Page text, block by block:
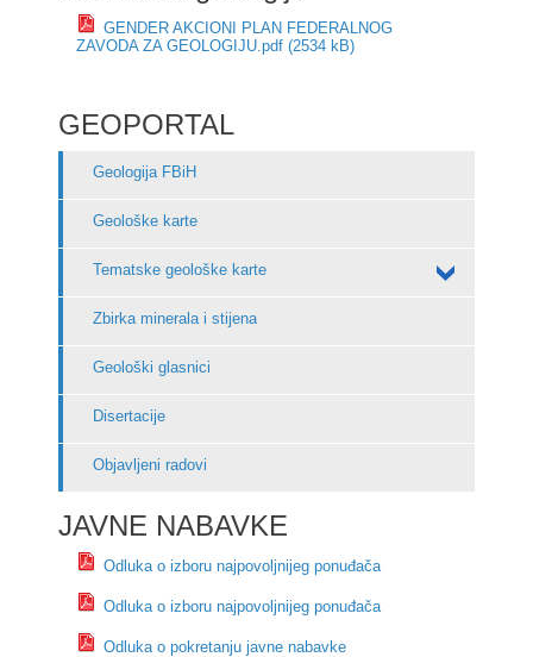
GENDER AKCIONI PLAN FEDERALNOG
ZAVODA ZA GEOLOGIJU.pdf (2534 kB)
GEOPORTAL
Geologija FBiH
Geološke karte
Tematske geološke karte
Zbirka minerala i stijena
Geološki glasnici
Disertacije
Objavljeni radovi
JAVNE NABAVKE
Odluka o izboru najpovoljnijeg ponuđača
Odluka o izboru najpovoljnijeg ponuđača
Odluka o pokretanju javne nabavke